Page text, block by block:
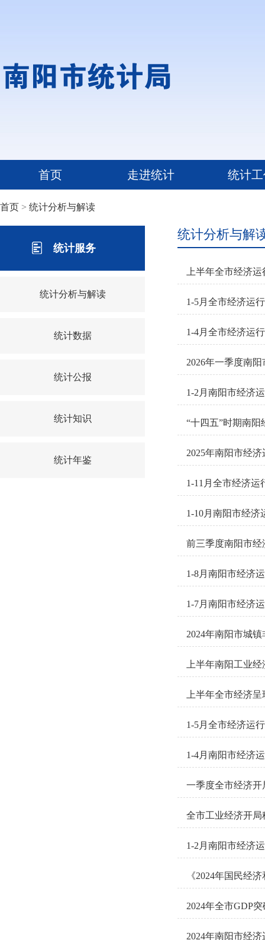
首页 走进统计 统计
首页 > 统计分析与解读
统计服务
统计分析与解读
统计数据
统计公报
统计知识
统计年鉴
统计分析与解
上半年全市经济
1-5月全市经济运
1-4月全市经济运
2026年一季度南
1-2月南阳市经济
“十四五”时期南
2025年南阳市经
1-11月全市经济运
1-10月南阳市经济
前三季度南阳市经
1-8月南阳市经济
1-7月南阳市经济
2024年南阳市城
上半年南阳工业
上半年全市经济
1-5月全市经济运
1-4月南阳市经济
一季度全市经济开
全市工业经济开局
1-2月南阳市经济
《2024年国民经
2024年全市GDP
2024年南阳市经